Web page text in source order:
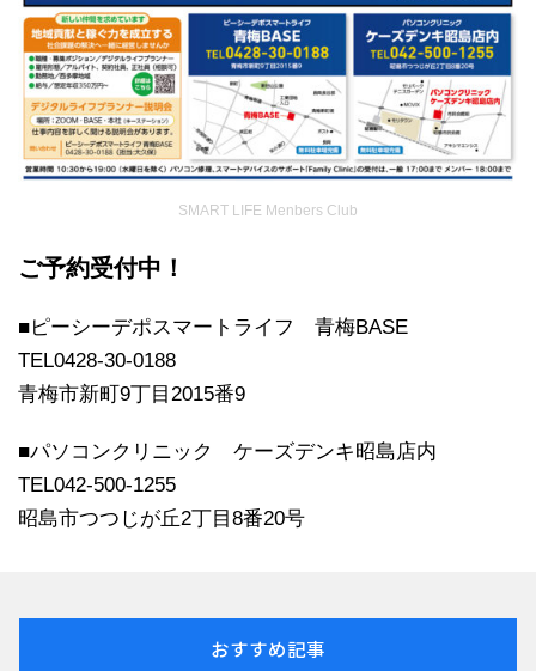
SMART LIFE Menbers Club
ご予約受付中！
■ピーシーデポスマートライフ 青梅BASE
TEL0428-30-0188
青梅市新町9丁目2015番9
■パソコンクリニック ケーズデンキ昭島店内
TEL042-500-1255
昭島市つつじが丘2丁目8番20号
おすすめ記事